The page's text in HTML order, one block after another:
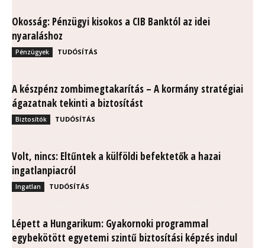
Okosság: Pénzügyi kisokos a CIB Banktól az idei
nyaraláshoz
Pénzügyek TUDÓSÍTÁS
A készpénz zombimegtakarítás – A kormány stratégiai
ágazatnak tekinti a biztosítást
Biztosítók TUDÓSÍTÁS
Volt, nincs: Eltűntek a külföldi befektetők a hazai
ingatlanpiacról
Ingatlan TUDÓSÍTÁS
Lépett a Hungarikum: Gyakornoki programmal
egybekötött egyetemi szintű biztosítási képzés indul